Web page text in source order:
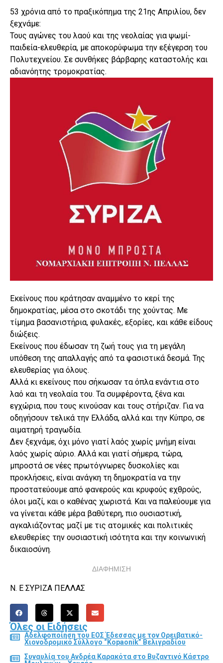
53 χρόνια από το πραξικόπημα της 21ης Απριλίου, δεν
ξεχνάμε:
Τους αγώνες του λαού και της νεολαίας για ψωμί-
παιδεία-ελευθερία, με αποκορύφωμα την εξέγερση του
Πολυτεχνείου. Σε συνθήκες βάρβαρης καταστολής και
αδιανόητης τρομοκρατίας.
Εκείνους που κράτησαν αναμμένο το κερί της
δημοκρατίας, μέσα στο σκοτάδι της χούντας. Με
τίμημα βασανιστήρια, φυλακές, εξορίες, και κάθε είδους
διώξεις.
Εκείνους που έδωσαν τη ζωή τους για τη μεγάλη
υπόθεση της απαλλαγής από τα φασιστικά δεσμά. Της
ελευθερίας για όλους.
Αλλά κι εκείνους που σήκωσαν τα όπλα ενάντια στο
λαό και τη νεολαία του. Τα συμφέροντα, ξένα και
εγχώρια, που τους κινούσαν και τους στήριζαν. Για να
οδηγήσουν τελικά την Ελλάδα, αλλά και την Κύπρο, σε
αιματηρή τραγωδία.
Δεν ξεχνάμε, όχι μόνο γιατί λαός χωρίς μνήμη είναι
λαός χωρίς αύριο. Αλλά και γιατί σήμερα, τώρα,
μπροστά σε νέες πρωτόγνωρες δυσκολίες και
προκλήσεις, είναι ανάγκη τη δημοκρατία να την
προστατεύουμε από φανερούς και κρυφούς εχθρούς,
όλοι μαζί, και ο καθένας χωριστά. Και να παλεύουμε για
να γίνεται κάθε μέρα βαθύτερη, πιο ουσιαστική,
αγκαλιάζοντας μαζί με τις ατομικές και πολιτικές
ελευθερίες την ουσιαστική ισότητα και την κοινωνική
δικαιοσύνη.
ΔΙΑΦΗΜΙΣΗ
Ν. Ε ΣΥΡΙΖΑ ΠΕΛΛΑΣ
Όλες οι Ειδήσεις
Αδελφοποίηση του ΕΟΣ Έδεσσας με τον Ορειβατικό-
Χιονοδρομικό Σύλλογο “Kopaonik” Βελιγραδίου
Συναυλία του Ανδρέα Καρακότα στο Βυζαντινό Κάστρο